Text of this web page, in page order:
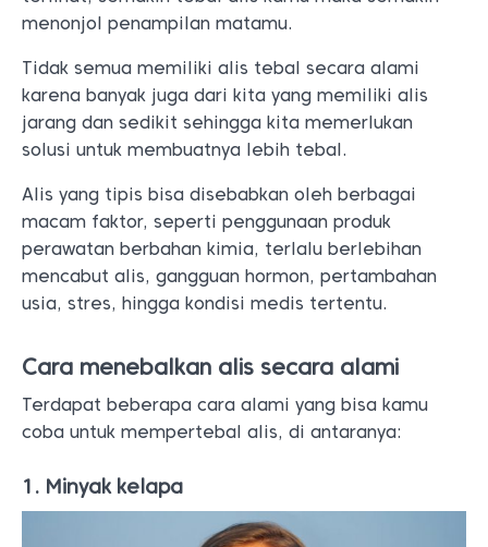
menonjol penampilan matamu.
Tidak semua memiliki alis tebal secara alami
karena banyak juga dari kita yang memiliki alis
jarang dan sedikit sehingga kita memerlukan
solusi untuk membuatnya lebih tebal.
Alis yang tipis bisa disebabkan oleh berbagai
macam faktor, seperti penggunaan produk
perawatan berbahan kimia, terlalu berlebihan
mencabut alis, gangguan hormon, pertambahan
usia, stres, hingga kondisi medis tertentu.
Cara menebalkan alis secara alami
Terdapat beberapa cara alami yang bisa kamu
coba untuk mempertebal alis, di antaranya:
1. Minyak kelapa